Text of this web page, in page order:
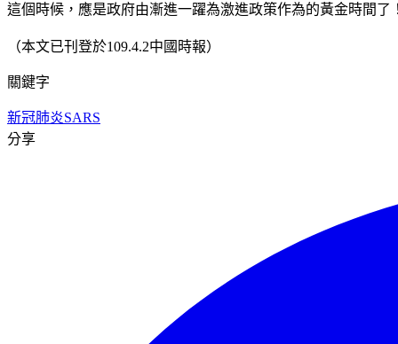
這個時候，應是政府由漸進一躍為激進政策作為的黃金時間了
（本文已刊登於109.4.2中國時報）
關鍵字
新冠肺炎SARS
分享